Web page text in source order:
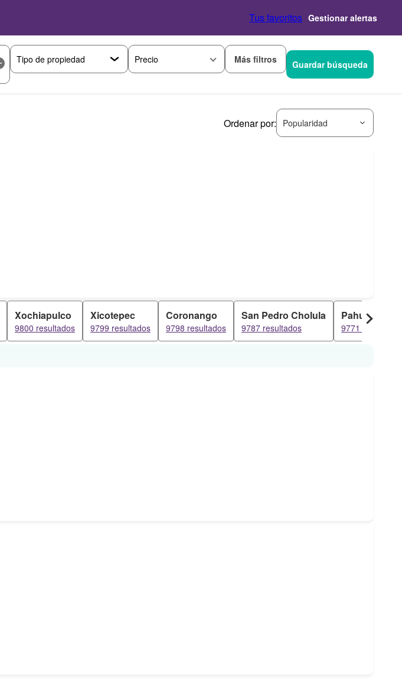
Tus favoritos Gestionar alertas
Precio Más filtros Guardar búsqueda
Ordenar por: Popularidad
Xochiapulco
9800 resultados
Xicotepec
9799 resultados
Coronango
9798 resultados
San Pedro Cholula
9787 resultados
Pahuatlán
9771 resultados